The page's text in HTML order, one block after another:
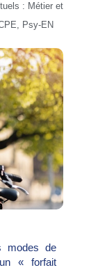
: Métier et
Psy-EN
modes de
« forfait